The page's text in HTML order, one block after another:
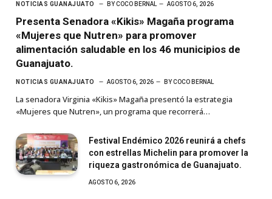
NOTICIAS GUANAJUATO BY COCO BERNAL AGOSTO 6, 2026
Presenta Senadora «Kikis» Magaña programa
«Mujeres que Nutren» para promover
alimentación saludable en los 46 municipios de
Guanajuato.
NOTICIAS GUANAJUATO AGOSTO 6, 2026 BY COCO BERNAL
La senadora Virginia «Kikis» Magaña presentó la estrategia
«Mujeres que Nutren», un programa que recorrerá…
Festival Endémico 2026 reunirá a chefs
con estrellas Michelin para promover la
riqueza gastronómica de Guanajuato.
AGOSTO 6, 2026